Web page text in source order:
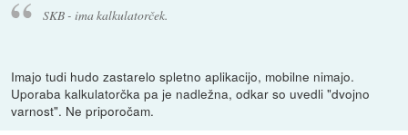
SKB - ima kalkulatorček.
Imajo tudi hudo zastarelo spletno aplikacijo, mobilne nimajo.
Uporaba kalkulatorčka pa je nadležna, odkar so uvedli "dvojno
varnost". Ne priporočam.